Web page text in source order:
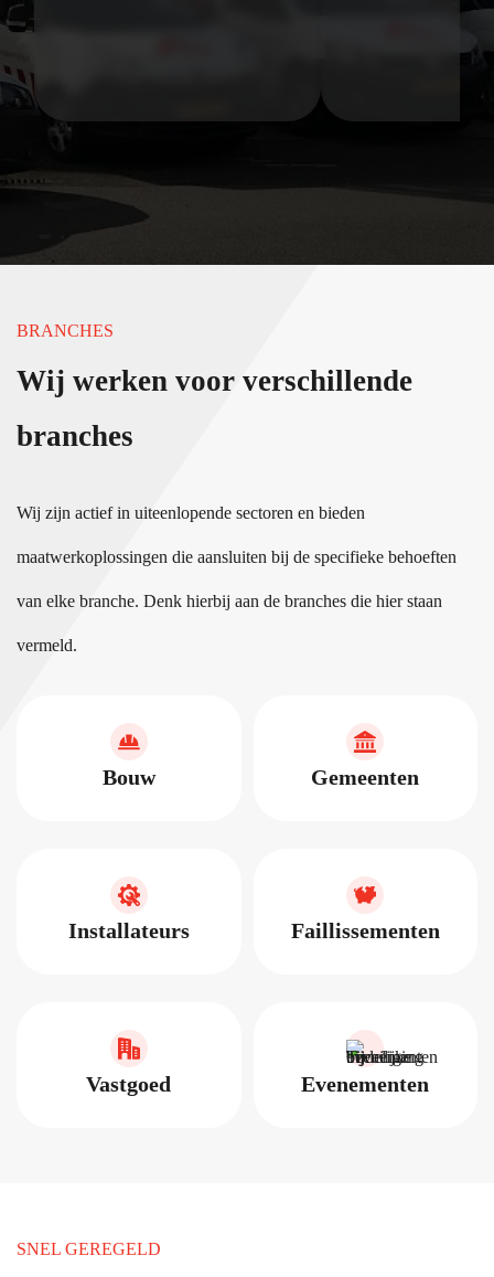
BRANCHES
Wij werken voor verschillende
branches
Wij zijn actief in uiteenlopende sectoren en bieden
maatwerkoplossingen die aansluiten bij de specifieke behoeften
van elke branche. Denk hierbij aan de branches die hier staan
vermeld.
Bouw
Installateurs
Vastgoed
Gemeenten
Faillissementen
Evenementen
SNEL GEREGELD